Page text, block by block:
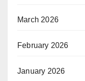
March 2026
February 2026
January 2026